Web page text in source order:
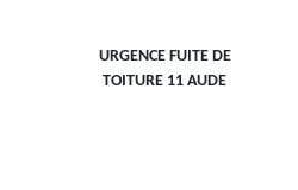
URGENCE FUITE DE
TOITURE 11 AUDE